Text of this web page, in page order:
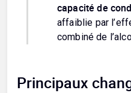
capacité de
affaiblie par
combiné de
Principaux